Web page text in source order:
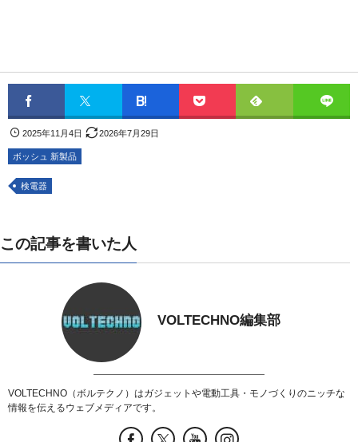
2025年11月4日 2026年7月29日
ボッシュ 新製品
検電器
この記事を書いた人
VOLTECHNO編集部
VOLTECHNO（ボルテクノ）はガジェットや電動工具・モノづくりのニッチな
情報を伝えるウェブメディアです。